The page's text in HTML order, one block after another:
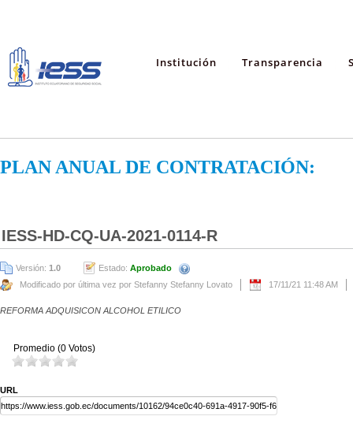
Institución Transparencia
PLAN ANUAL DE CONTRATACIÓN:
IESS-HD-CQ-UA-2021-0114-R
Versión: 1.0 Estado: Aprobado
Modificado por última vez por Stefanny Stefanny Lovato
17/11/21 11:48 AM
REFORMA ADQUISICON ALCOHOL ETILICO
Promedio (0 Votos)
URL